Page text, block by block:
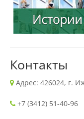
Договоры о
Контакты
Адрес: 426024, г.
+7 (3412) 51-40-96